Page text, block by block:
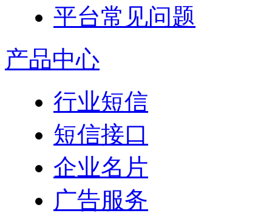
平台常见问题
产品中心
行业短信
短信接口
企业名片
广告服务